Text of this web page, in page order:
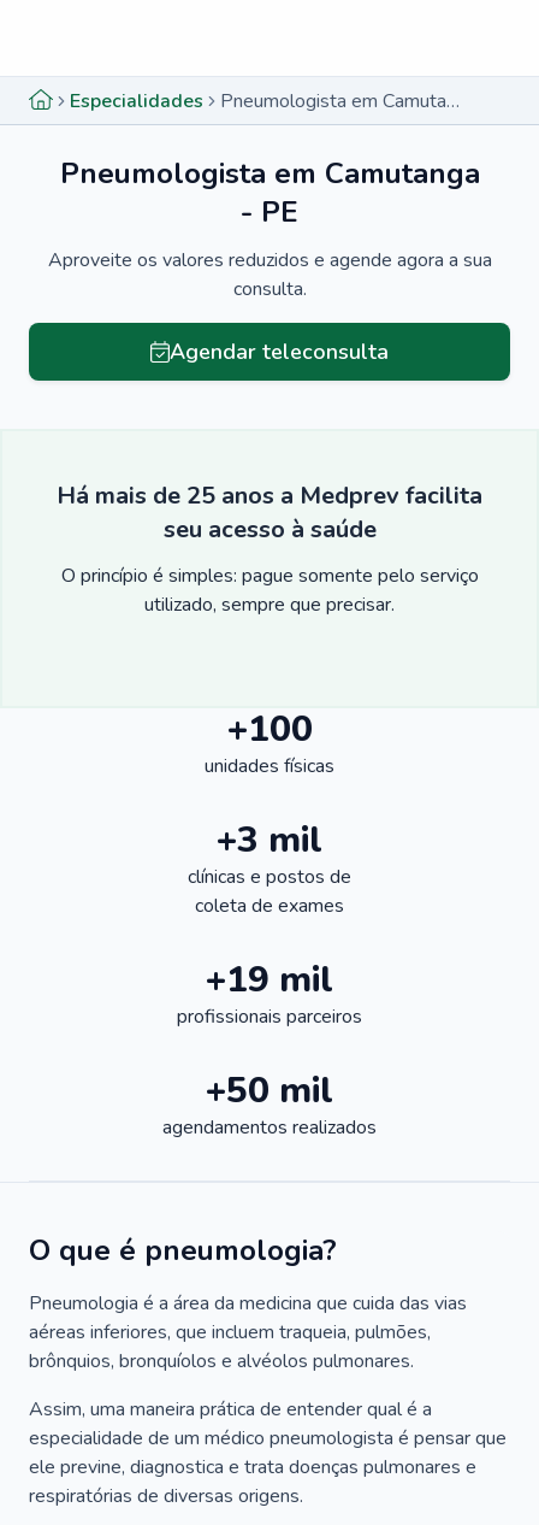
Especialidades Pneumologista em Camutanga - PE
Pneumologista em Camutanga
- PE
Aproveite os valores reduzidos e agende agora a sua
consulta.
Agendar teleconsulta
Há mais de 25 anos a Medprev facilita
seu acesso à saúde
O princípio é simples: pague somente pelo serviço
utilizado, sempre que precisar.
+100
unidades físicas
+3 mil
clínicas e postos de
coleta de exames
+19 mil
profissionais parceiros
+50 mil
agendamentos realizados
O que é pneumologia?
Pneumologia é a área da medicina que cuida das vias
aéreas inferiores, que incluem traqueia, pulmões,
brônquios, bronquíolos e alvéolos pulmonares.
Assim, uma maneira prática de entender qual é a
especialidade de um médico pneumologista é pensar que
ele previne, diagnostica e trata doenças pulmonares e
respiratórias de diversas origens.